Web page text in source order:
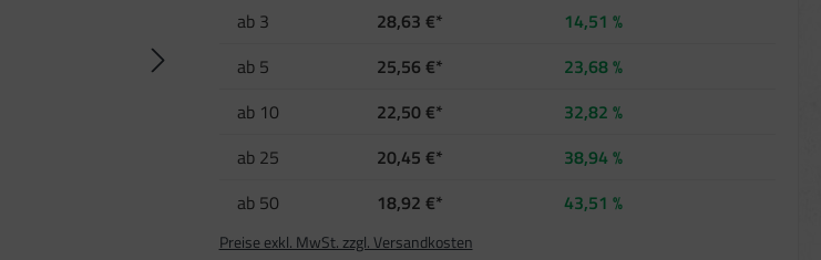
ab 3 28,63 €*
14,51 %
ab 5 25,56 €*
23,68 %
ab 10 22,50 €*
32,82 %
ab 25 20,45 €*
38,94 %
ab 50 18,92 €* 43,51 %
Preise exkl. MwSt. zzgl. Versandkosten